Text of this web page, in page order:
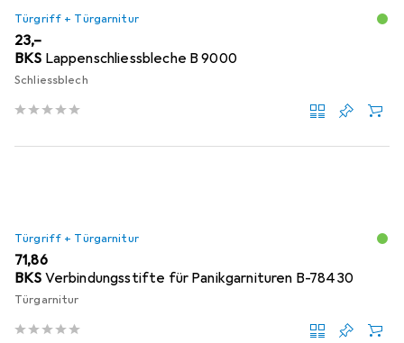
Türgriff + Türgarnitur
EUR
23,–
BKS Lappenschliessbleche B 9000
Schliessblech
Türgriff + Türgarnitur
EUR
71,86
BKS Verbindungsstifte für Panikgarnituren B-78430
Türgarnitur